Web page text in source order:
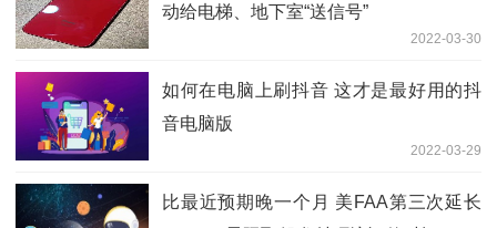
动给电梯、地下室“送信号”
2022-03-30
如何在电脑上刷抖音 这才是最好用的抖
音电脑版
2022-03-29
比最近预期晚一个月 美FAA第三次延长